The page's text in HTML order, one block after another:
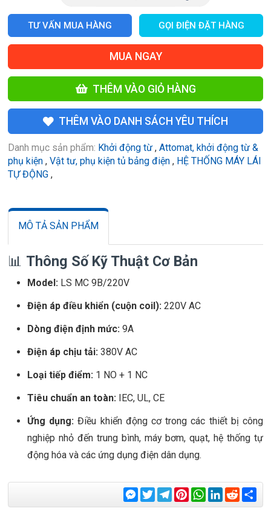
TƯ VẤN MUA HÀNG GỌI ĐIỆN ĐẶT HÀNG
MUA NGAY
THÊM VÀO GIỎ HÀNG
THÊM VÀO DANH SÁCH YÊU THÍCH
Danh mục sản phẩm: Khởi động từ , Attomat, khởi động từ &
phụ kiện , Vật tư, phụ kiện tủ bảng điện , HỆ THỐNG MÁY LÁI
TỰ ĐỘNG ,
MÔ TẢ SẢN PHẨM
📊 Thông Số Kỹ Thuật Cơ Bản
Model: LS MC 9B/220V
Điện áp điều khiển (cuộn coil): 220V AC
Dòng điện định mức: 9A
Điện áp chịu tải: 380V AC
Loại tiếp điểm: 1 NO + 1 NC
Tiêu chuẩn an toàn: IEC, UL, CE
Ứng dụng: Điều khiển động cơ trong các thiết bị công
nghiệp nhỏ đến trung bình, máy bơm, quạt, hệ thống tự
động hóa và các ứng dụng điện dân dụng.
Messenger
TwitterTelegram
Pinterest
WhatsApp
LinkedIn
Reddit